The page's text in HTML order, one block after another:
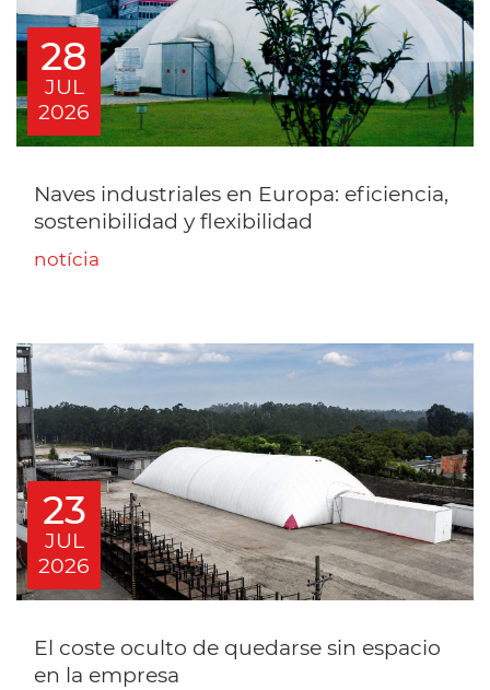
28
JUL
2026
Naves industriales en Europa: eficiencia,
sostenibilidad y flexibilidad
notícia
23
JUL
2026
El coste oculto de quedarse sin espacio
en la empresa